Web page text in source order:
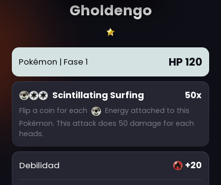
Gholdengo
Pokémon | Fase 1 HP 120
Scintillating Surfing 50x
Flip a coin for each
Energy attached to this
Pokémon. This attack does 50 damage for each
heads.
Debilidad +20